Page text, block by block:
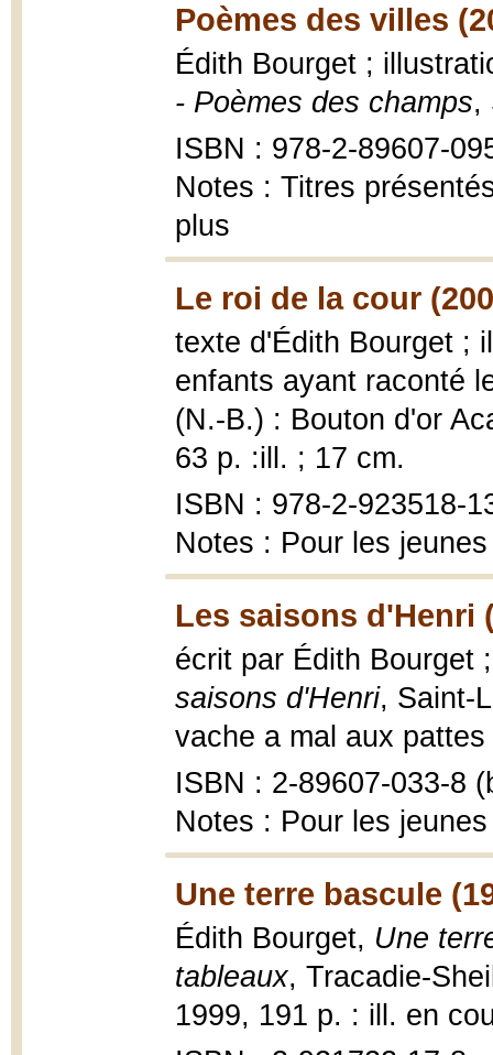
Poèmes des villes
Édith Bourget ;
- Poèmes des champs,
ISBN : 978-2-89607-
Notes : Titres
plus
Le roi de la cour
texte d'Édith Bourget ;
enfants ayant raconté
(N.-B.) : Bouton d'or
63 p. :ill. ; 17 cm.
ISBN : 978-2-923518-
Notes : Pour les jeunes
Les saisons d'Henri
écrit par Édith Bourget
saisons d'Henri, Saint-
vache a mal aux
ISBN : 2-89607-033-8
Notes : Pour les
Une terre bascule
Édith Bourget, Une
tableaux, Tracadie-
1999, 191 p. : ill. en